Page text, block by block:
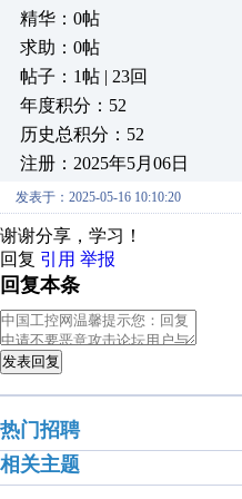
精华：0帖
求助：0帖
帖子：1帖 | 23回
年度积分：52
历史总积分：52
注册：2025年5月06日
发表于：2025-05-16 10:10:20
谢谢分享，学习！
回复 引用 举报
回复本条
发表回复
热门招聘
相关主题